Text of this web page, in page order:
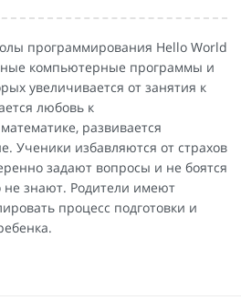
программирования Hello World
компьютерные программы и
увеличивается от занятия к
любовь к
развивается
Ученики избавляются от страхов
задают вопросы и не боятся
не знают. Родители имеют
процесс подготовки и